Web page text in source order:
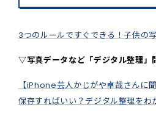
3つのルールですぐできる！子供の
▽写真データなど「デジタル整理」
【iPhone芸人かじがや卓哉さんに
保存すればいい？デジタル整理をわ